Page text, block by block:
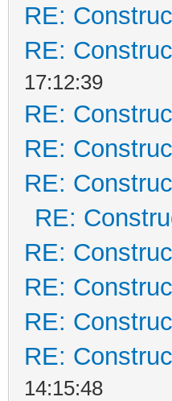
RE:
RE:
17:12:39
RE:
RE:
RE:
RE:
RE:
RE:
RE:
RE:
14:15:48